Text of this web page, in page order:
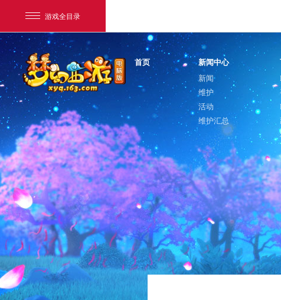
游戏全目录
网易游戏
游戏爱好者
我的足迹： 梦幻西游电脑版
首页 新闻中心
新闻
维护
活动
维护汇总